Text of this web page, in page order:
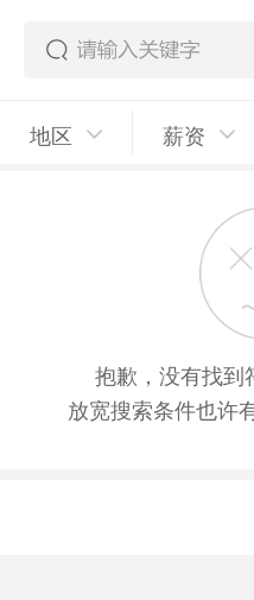
地区 薪资
抱歉，没有找到
放宽搜索条件也许